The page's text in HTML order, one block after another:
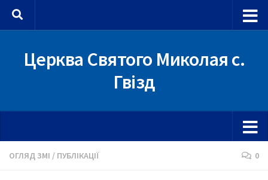
Skip to content
Церква Святого Миколая с.
Гвізд
ОГЛЯД ЗМІ / ПУБЛІКАЦІЇ 0